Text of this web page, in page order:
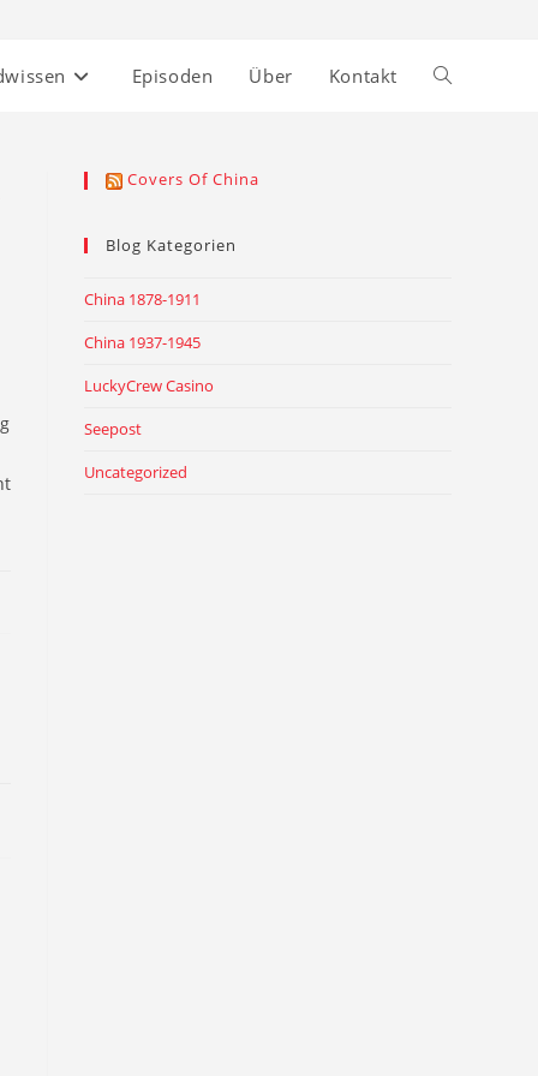
Episoden Über Kontakt Website-
Covers Of China
Blog Kategorien
China 1878-1911
China 1937-1945
LuckyCrew Casino
Seepost
Uncategorized